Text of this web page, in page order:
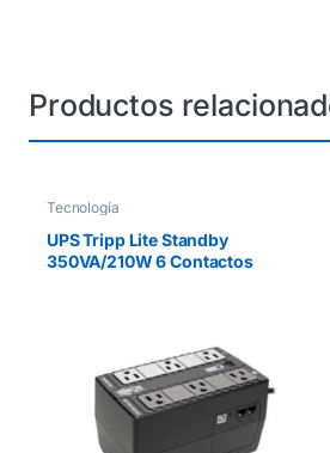
Productos
Tecnología
UPS Tripp Lite Standby
350VA/210W 6 Contactos